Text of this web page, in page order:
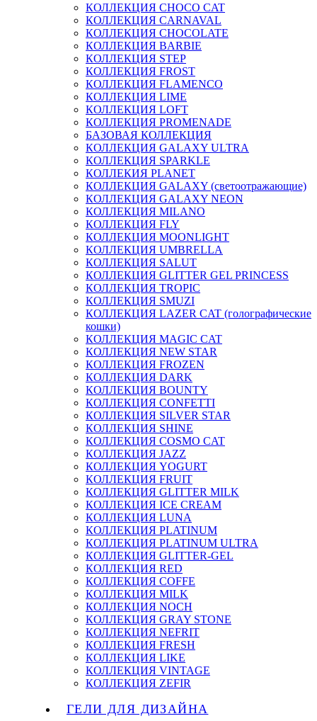
КОЛЛЕКЦИЯ CHOCO CAT
КОЛЛЕКЦИЯ CARNAVAL
КОЛЛЕКЦИЯ CHOCOLATE
КОЛЛЕКЦИЯ BARBIE
КОЛЛЕКЦИЯ STEP
КОЛЛЕКЦИЯ FROST
КОЛЛЕКЦИЯ FLAMENCO
КОЛЛЕКЦИЯ LIME
КОЛЛЕКЦИЯ LOFT
КОЛЛЕКЦИЯ PROMENADE
БАЗОВАЯ КОЛЛЕКЦИЯ
КОЛЛЕКЦИЯ GALAXY ULTRA
КОЛЛЕКЦИЯ SPARKLE
КОЛЛЕКИЯ PLANET
КОЛЛЕКЦИЯ GALAXY (светоотражающие)
КОЛЛЕКЦИЯ GALAXY NEON
КОЛЛЕКЦИЯ MILANO
КОЛЛЕКЦИЯ FLY
КОЛЛЕКЦИЯ MOONLIGHT
КОЛЛЕКЦИЯ UMBRELLA
КОЛЛЕКЦИЯ SALUT
КОЛЛЕКЦИЯ GLITTER GEL PRINCESS
КОЛЛЕКЦИЯ TROPIC
КОЛЛЕКЦИЯ SMUZI
КОЛЛЕКЦИЯ LAZER CAT (голографические
кошки)
КОЛЛЕКЦИЯ MAGIC CAT
КОЛЛЕКЦИЯ NEW STAR
КОЛЛЕКЦИЯ FROZEN
КОЛЛЕКЦИЯ DARK
КОЛЛЕКЦИЯ BOUNTY
КОЛЛЕКЦИЯ CONFETTI
КОЛЛЕКЦИЯ SILVER STAR
КОЛЛЕКЦИЯ SHINE
КОЛЛЕКЦИЯ COSMO CAT
КОЛЛЕКЦИЯ JAZZ
КОЛЛЕКЦИЯ YOGURT
КОЛЛЕКЦИЯ FRUIT
КОЛЛЕКЦИЯ GLITTER MILK
КОЛЛЕКЦИЯ ICE CREAM
КОЛЛЕКЦИЯ LUNA
КОЛЛЕКЦИЯ PLATINUM
КОЛЛЕКЦИЯ PLATINUM ULTRA
КОЛЛЕКЦИЯ GLITTER-GEL
КОЛЛЕКЦИЯ RED
КОЛЛЕКЦИЯ COFFE
КОЛЛЕКЦИЯ MILK
КОЛЛЕКЦИЯ NOCH
КОЛЛЕКЦИЯ GRAY STONE
КОЛЛЕКЦИЯ NEFRIT
КОЛЛЕКЦИЯ FRESH
КОЛЛЕКЦИЯ LIKE
КОЛЛЕКЦИЯ VINTAGE
КОЛЛЕКЦИЯ ZEFIR
ГЕЛИ ДЛЯ ДИЗАЙНА